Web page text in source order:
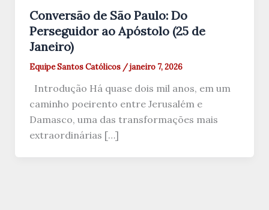
Conversão de São Paulo: Do
Perseguidor ao Apóstolo (25 de
Janeiro)
Equipe Santos Católicos /janeiro 7, 2026
Introdução Há quase dois mil anos, em um
caminho poeirento entre Jerusalém e
Damasco, uma das transformações mais
extraordinárias […]